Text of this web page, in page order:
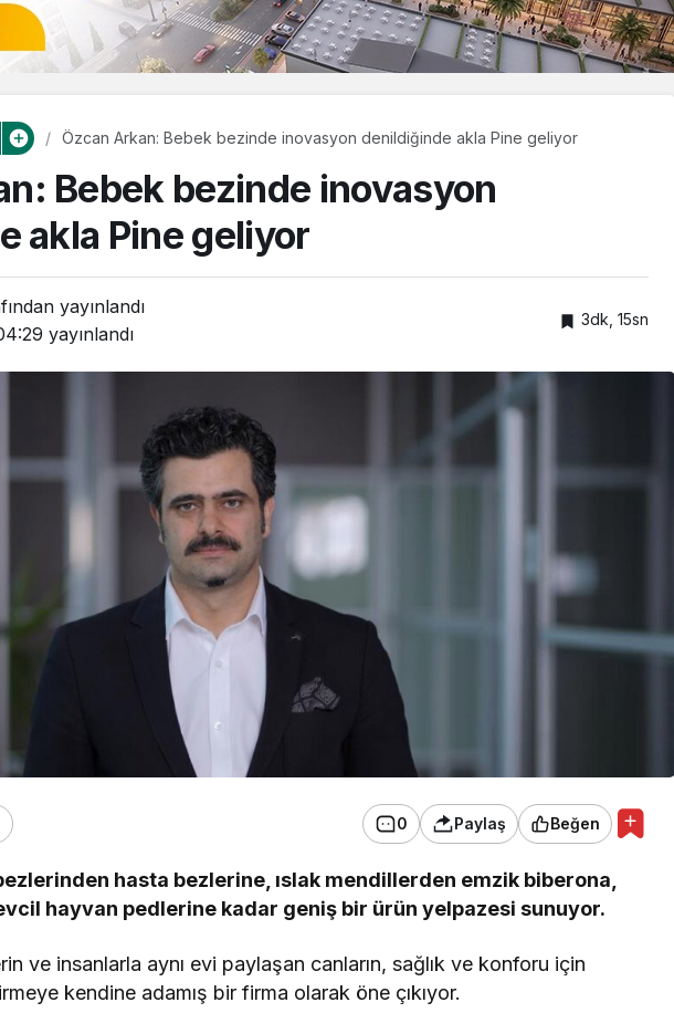
Özcan Arkan: Bebek bezinde inovasyon denildiğinde akla Pine geliyor
Bebek bezinde inovasyon
akla Pine geliyor
yayınlandı
yayınlandı
3dk, 15sn
0 Paylaş Beğen
hasta bezlerine, ıslak mendillerden emzik biberona,
hayvan pedlerine kadar geniş bir ürün yelpazesi sunuyor.
ve insanlarla aynı evi paylaşan canların, sağlık ve konforu için
kendine adamış bir firma olarak öne çıkıyor.